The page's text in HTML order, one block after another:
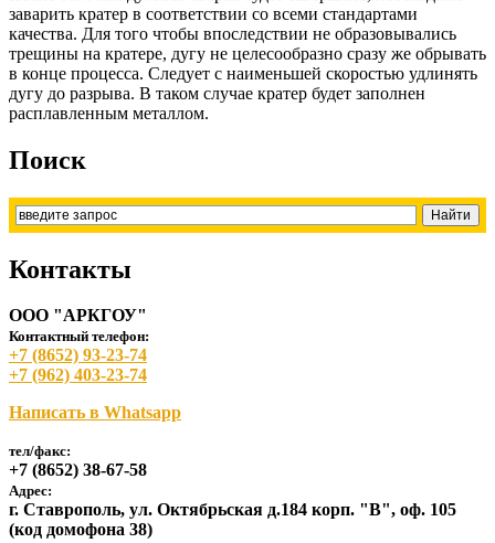
заварить кратер в соответствии со всеми стандартами
качества. Для того чтобы впоследствии не образовывались
трещины на кратере, дугу не целесообразно сразу же обрывать
в конце процесса. Следует с наименьшей скоростью удлинять
дугу до разрыва. В таком случае кратер будет заполнен
расплавленным металлом.
Поиск
Контакты
ООО "АРКГОУ"
Контактный телефон:
+7 (8652) 93-23-74
+7 (962) 403-23-74
Написать в Whatsapp
тел/факс:
+7 (8652) 38-67-58
Адрес:
г. Ставрополь, ул. Октябрьская д.184 корп. "В", оф. 105
(код домофона 38)